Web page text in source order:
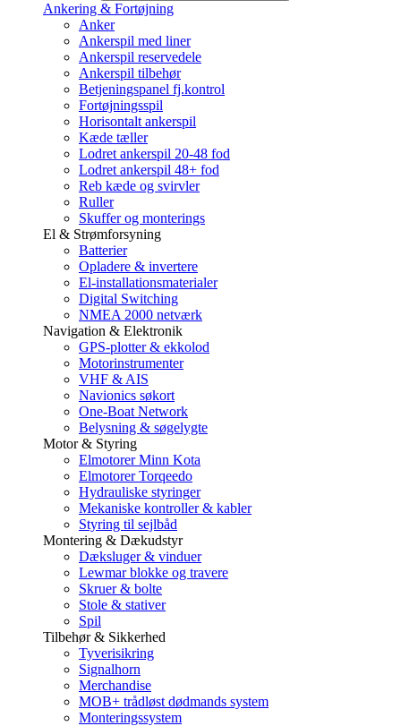
Ankering & Fortøjning
Anker
Ankerspil med liner
Ankerspil reservedele
Ankerspil tilbehør
Betjeningspanel fj.kontrol
Fortøjningsspil
Horisontalt ankerspil
Kæde tæller
Lodret ankerspil 20-48 fod
Lodret ankerspil 48+ fod
Reb kæde og svirvler
Ruller
Skuffer og monterings
El & Strømforsyning
Batterier
Opladere & invertere
El-installationsmaterialer
Digital Switching
NMEA 2000 netværk
Navigation & Elektronik
GPS-plotter & ekkolod
Motorinstrumenter
VHF & AIS
Navionics søkort
One-Boat Network
Belysning & søgelygte
Motor & Styring
Elmotorer Minn Kota
Elmotorer Torqeedo
Hydrauliske styringer
Mekaniske kontroller & kabler
Styring til sejlbåd
Montering & Dækudstyr
Dæksluger & vinduer
Lewmar blokke og travere
Skruer & bolte
Stole & stativer
Spil
Tilbehør & Sikkerhed
Tyverisikring
Signalhorn
Merchandise
MOB+ trådløst dødmands system
Monteringssystem